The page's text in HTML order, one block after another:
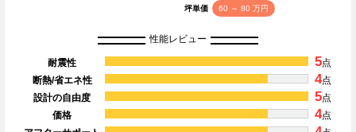
坪単価 60 ～ 80 万円
性能レビュー
耐震性 5点
断熱/省エネ性
4点
設計の自由度
5点
価格
4点